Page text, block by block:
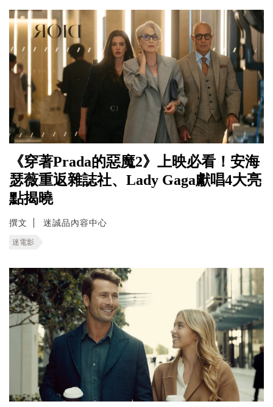
《穿著Prada的惡魔2》上映必看！安海
瑟薇重返雜誌社、Lady Gaga獻唱4大亮
點揭曉
撰文 迷誠品內容中心
迷電影